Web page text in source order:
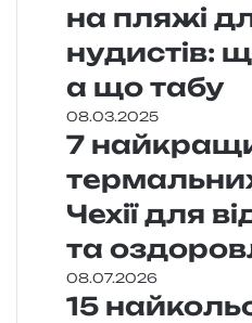
на пляжі
нудистів:
а що табу
08.03.2025
7
Чехії для
та
08.07.2026
15